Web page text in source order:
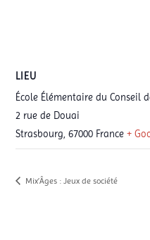
LIEU
École Élémentaire du Conseil
2 rue de Douai
Strasbourg 67000 France +
Mix’Âges : Jeux de société